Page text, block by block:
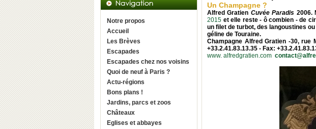
Notre propos
Accueil
Les Brèves
Escapades
Escapades chez nos voisins
Quoi de neuf à Paris ?
Actu-régions
Bons plans !
Jardins, parcs et zoos
Châteaux
Eglises et abbayes
Un Champagne ?
Alfred Gratien Cuvée Paradis 2006.
2015 et elle reste - ô combien - de
un filet de turbot, des langoustines
géline de Touraine.
Champagne Alfred Gratien -30, rue
+33.2.41.83.13.35 - Fax:
www. alfredgratien.com